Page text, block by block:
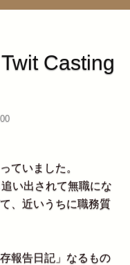
Casting
ていました。
い出されて無職にな
、近いうちに職務質
報告日記」なるもの